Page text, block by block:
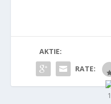
AKTIE:
RATE: